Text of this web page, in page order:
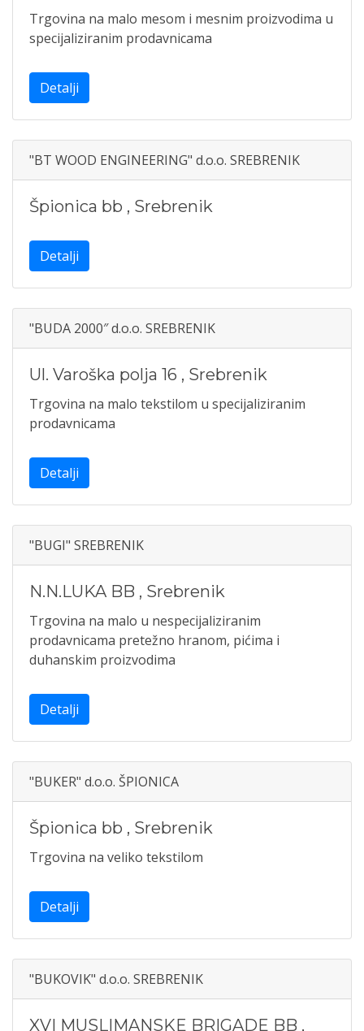
Trgovina na malo mesom i mesnim proizvodima u
specijaliziranim prodavnicama
Detalji
"BT WOOD ENGINEERING" d.o.o. SREBRENIK
Špionica bb , Srebrenik
Detalji
"BUDA 2000″ d.o.o. SREBRENIK
Ul. Varoška polja 16 , Srebrenik
Trgovina na malo tekstilom u specijaliziranim
prodavnicama
Detalji
"BUGI" SREBRENIK
N.N.LUKA BB , Srebrenik
Trgovina na malo u nespecijaliziranim
prodavnicama pretežno hranom, pićima i
duhanskim proizvodima
Detalji
"BUKER" d.o.o. ŠPIONICA
Špionica bb , Srebrenik
Trgovina na veliko tekstilom
Detalji
"BUKOVIK" d.o.o. SREBRENIK
XVI MUSLIMANSKE BRIGADE BB ,